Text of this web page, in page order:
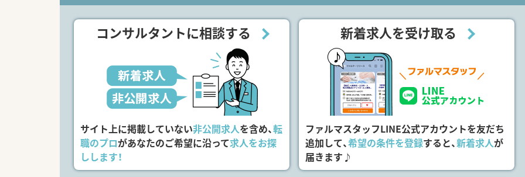
コンサルタントに相談する
サイト上に掲載していない非公開求人を含め、転
職のプロがあなたのご希望に沿って求人をお探
しします！
新着求人を受け取る
ファルマスタッフLINE公式アカウントを友だち
追加して、希望の条件を登録すると、新着求人が
届きます♪